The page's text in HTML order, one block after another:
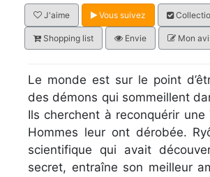
J'aime Vous suivez
Shopping list Envie Mon
Le monde est sur le point
des démons qui sommeillent
Ils cherchent à reconquérir une
Hommes leur ont dérobée.
scientifique qui avait
secret, entraîne son meilleur